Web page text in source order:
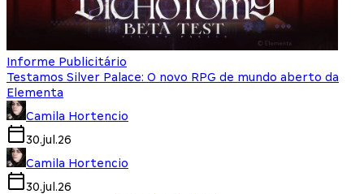
Informe Publicitário
Testamos Silver Palace: O novo RPG de mundo aberto da
Elementa
Camila Hortencio
30.jul.26
Camila Hortencio
30.jul.26